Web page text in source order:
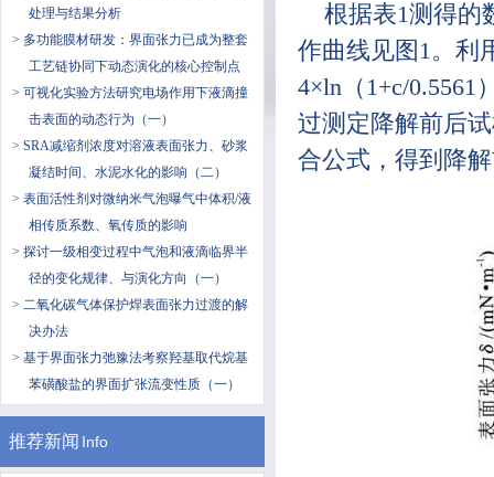
处理与结果分析
> 多功能膜材研发：界面张力已成为整套
工艺链协同下动态演化的核心控制点
> 可视化实验方法研究电场作用下液滴撞
击表面的动态行为（一）
> SRA减缩剂浓度对溶液表面张力、砂浆
凝结时间、水泥水化的影响（二）
> 表面活性剂对微纳米气泡曝气中体积/液
相传质系数、氧传质的影响
> 探讨一级相变过程中气泡和液滴临界半
径的变化规律、与演化方向（一）
> 二氧化碳气体保护焊表面张力过渡的解
决办法
> 基于界面张力弛豫法考察羟基取代烷基
苯磺酸盐的界面扩张流变性质（一）
推荐新闻 Info
根据表1测得的
作曲线见图1。利
4×ln（1+c/0.5561
过测定降解前后
合公式，得到降